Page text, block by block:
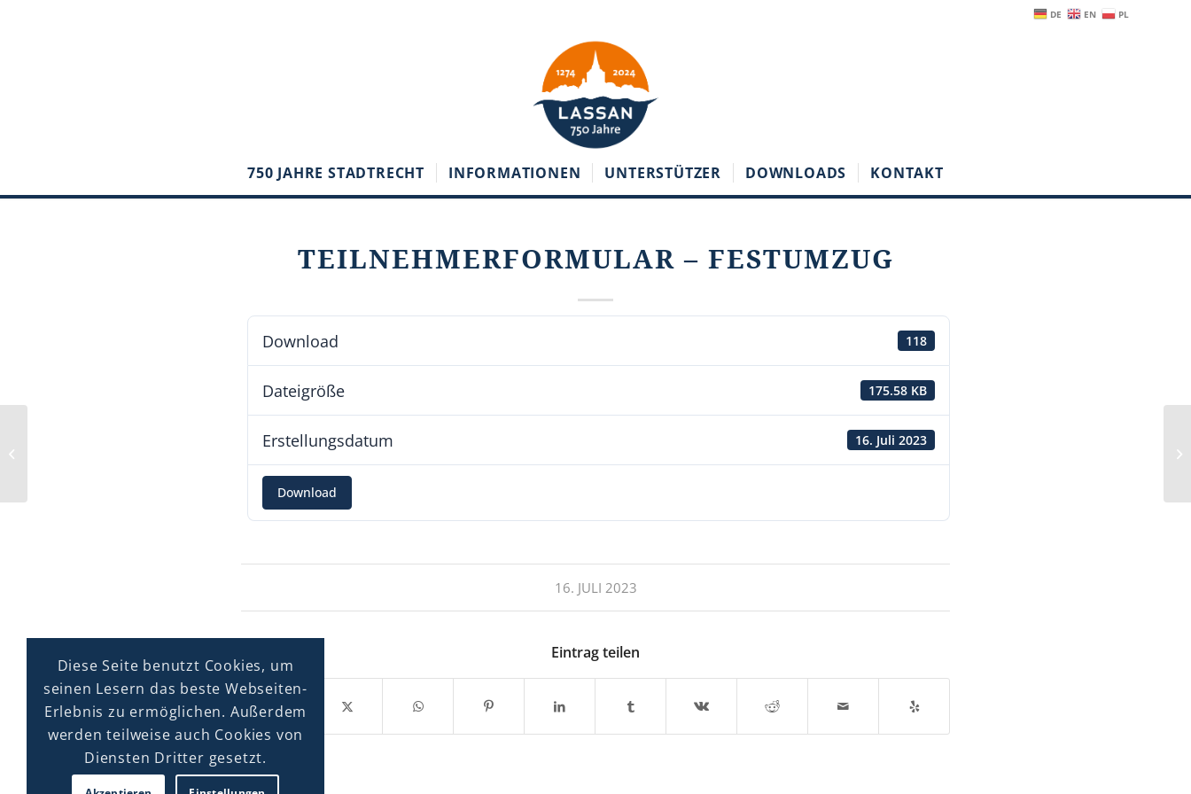
DE EN PL
750 JAHRE STADTRECHT INFORMATIONEN UNTERSTÜTZER DOWNLOADS KONTAKT
TEILNEHMERFORMULAR – FESTUMZUG
Download 118
Dateigröße 175.58 KB
Erstellungsdatum 16. Juli 2023
Download
16. JULI 2023
Eintrag teilen
Diese Seite benutzt Cookies, um
seinen Lesern das beste Webseiten-
Erlebnis zu ermöglichen. Außerdem
werden teilweise auch Cookies von
Diensten Dritter gesetzt.